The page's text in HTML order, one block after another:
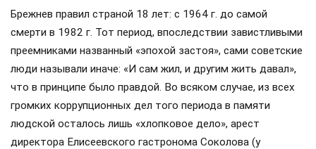
Брежнев правил страной 18 лет: с 1964 г. до самой
смерти в 1982 г. Тот период, впоследствии завистливыми
преемниками названный «эпохой застоя», сами советские
люди называли иначе: «И сам жил, и другим жить давал»,
что в принципе было правдой. Во всяком случае, из всех
громких коррупционных дел того периода в памяти
людской осталось лишь «хлопковое дело», арест
директора Елисеевского гастронома Соколова (у